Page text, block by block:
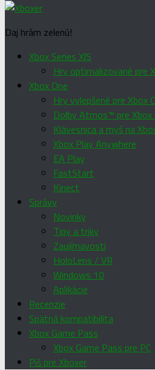
Daj hrám zelenú!
Xbox Series X|S
Hry optimalizované pre
Xbox One
Hry vylepšené pre Xbox
Dolby Atmos™ pre Xbox
Klávesnica a myš na
Xbox Play Anywhere
EA Play
FastStart
Kinect
Správy
Novinky
Tipy a triky
Zaujímavosti
HoloLens / VR
Windows 10
Aplikácie
Recenzie
Spätná kompatibilita
Xbox Game Pass
Xbox Game Pass pre PC
Píš pre Xboxer